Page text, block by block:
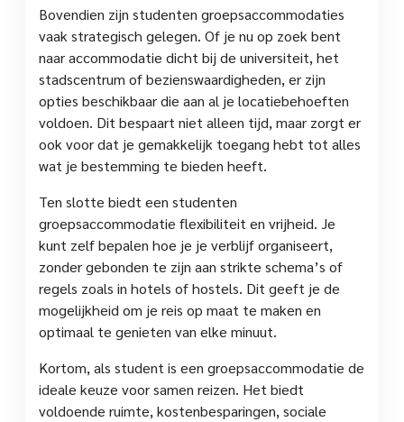
Bovendien zijn studenten groepsaccommodaties
vaak strategisch gelegen. Of je nu op zoek bent
naar accommodatie dicht bij de universiteit, het
stadscentrum of bezienswaardigheden, er zijn
opties beschikbaar die aan al je locatiebehoeften
voldoen. Dit bespaart niet alleen tijd, maar zorgt er
ook voor dat je gemakkelijk toegang hebt tot alles
wat je bestemming te bieden heeft.
Ten slotte biedt een studenten
groepsaccommodatie flexibiliteit en vrijheid. Je
kunt zelf bepalen hoe je je verblijf organiseert,
zonder gebonden te zijn aan strikte schema’s of
regels zoals in hotels of hostels. Dit geeft je de
mogelijkheid om je reis op maat te maken en
optimaal te genieten van elke minuut.
Kortom, als student is een groepsaccommodatie de
ideale keuze voor samen reizen. Het biedt
voldoende ruimte, kostenbesparingen, sociale